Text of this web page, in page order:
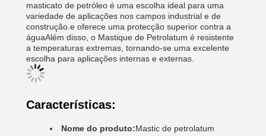
masticato de petróleo é uma escolha ideal para uma
variedade de aplicações nos campos industrial e de
construção.e oferece uma protecção superior contra a
águaAlém disso, o Mastique de Petrolatum é resistente
a temperaturas extremas, tornando-se uma excelente
escolha para aplicações internas e externas.
Características:
Nome do produto:Mastic de petrolatum